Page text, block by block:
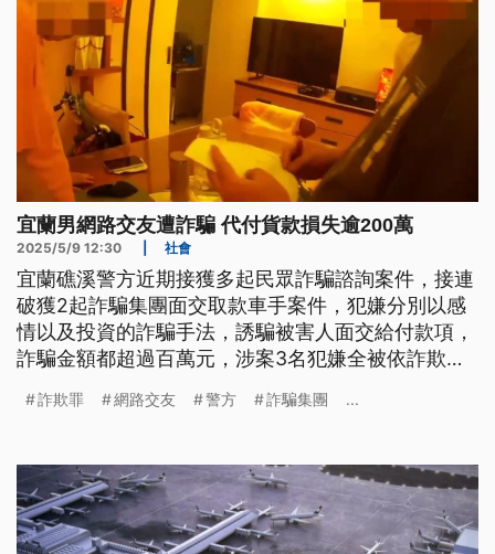
宜蘭男網路交友遭詐騙 代付貨款損失逾200萬
2025/5/9 12:30 社會
宜蘭礁溪警方近期接獲多起民眾詐騙諮詢案件，接連
破獲2起詐騙集團面交取款車手案件，犯嫌分別以感
情以及投資的詐騙手法，誘騙被害人面交給付款項，
詐騙金額都超過百萬元，涉案3名犯嫌全被依詐欺罪
詐欺罪 網路交友 警方 詐騙集團 ...